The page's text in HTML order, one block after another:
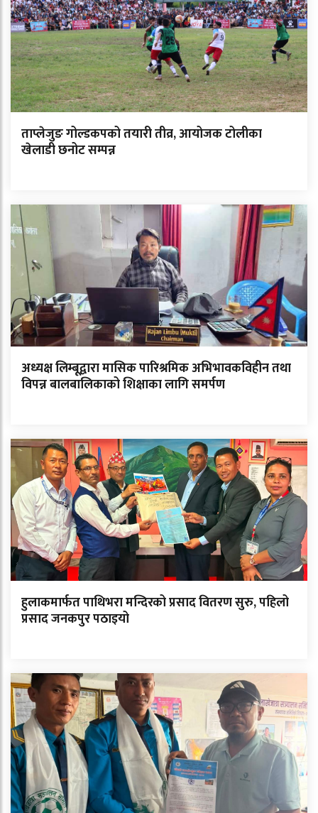
ताप्लेजुङ गोल्डकपको तयारी तीव्र, आयोजक टोलीका
खेलाडी छनोट सम्पन्न
अध्यक्ष लिम्बूद्वारा मासिक पारिश्रमिक अभिभावकविहीन तथा
विपन्न बालबालिकाको शिक्षाका लागि समर्पण
हुलाकमार्फत पाथिभरा मन्दिरको प्रसाद वितरण सुरु, पहिलो
प्रसाद जनकपुर पठाइयो